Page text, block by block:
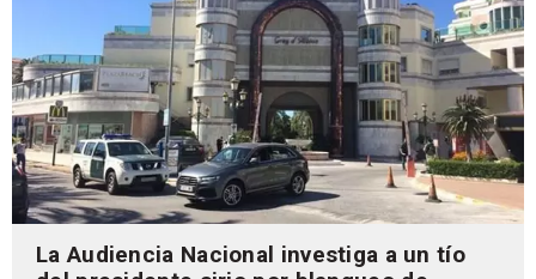
La Audiencia Nacional investiga a un tío